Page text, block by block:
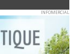
INFOMERCIAL